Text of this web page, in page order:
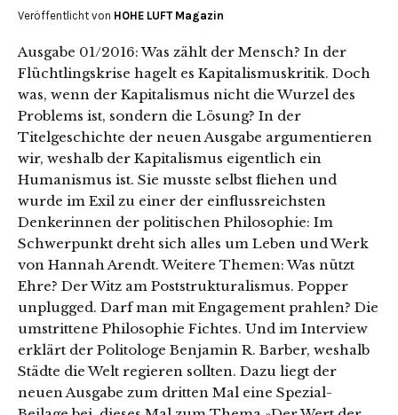
Veröffentlicht von HOHE LUFT Magazin
Ausgabe 01/2016: Was zählt der Mensch? In der
Flüchtlingskrise hagelt es Kapitalismuskritik. Doch
was, wenn der Kapitalismus nicht die Wurzel des
Problems ist, sondern die Lösung? In der
Titelgeschichte der neuen Ausgabe argumentieren
wir, weshalb der Kapitalismus eigentlich ein
Humanismus ist. Sie musste selbst fliehen und
wurde im Exil zu einer der einflussreichsten
Denkerinnen der politischen Philosophie: Im
Schwerpunkt dreht sich alles um Leben und Werk
von Hannah Arendt. Weitere Themen: Was nützt
Ehre? Der Witz am Poststrukturalismus. Popper
unplugged. Darf man mit Engagement prahlen? Die
umstrittene Philosophie Fichtes. Und im Interview
erklärt der Politologe Benjamin R. Barber, weshalb
Städte die Welt regieren sollten. Dazu liegt der
neuen Ausgabe zum dritten Mal eine Spezial-